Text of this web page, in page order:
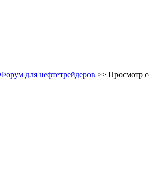
Форум для нефтетрейдеров >> Просмотр